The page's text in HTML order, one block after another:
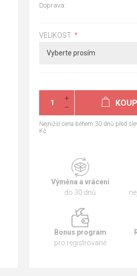
Doprava:
VELIKOST: *
Nejnižší cena během 30 dnů před
Kč
Výměna a vrácení
do 30 dnů
Bonus program
pro registrované